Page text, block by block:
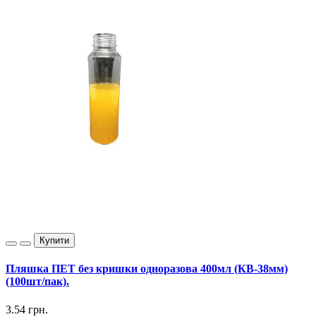
Купити
Пляшка ПЕТ без кришки одноразова 400мл (КВ-38мм)
(100шт/пак).
3.54 грн.